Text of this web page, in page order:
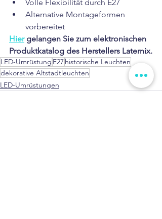
Volle Flexibilität durch E27
Alternative Montageformen
vorbereitet
Hier gelangen Sie zum elektronischen
Produktkatalog des Herstellers Laternix.
LED-Umrüstung E27historische Leuchten
dekorative Altstadtleuchten
LED-Umrüstungen